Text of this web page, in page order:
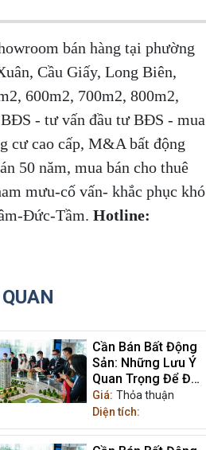
bán hàng tại phường
Cầu Giấy, Long Biên,
600m2, 700m2, 800m2,
- tư vấn đầu tư BĐS - mua
cư cao cấp, M&A bất động
50 năm, mua bán cho thuê
mưu-cố vấn- khắc phục khó
Đức-Tầm. Hotline:
Cần Bán Bất Động
Sản: Những Lưu Ý
Quan Trọng Để Đạt
Được Giá Trị Tối Ưu
Giá: Thỏa thuận
Diện tích: